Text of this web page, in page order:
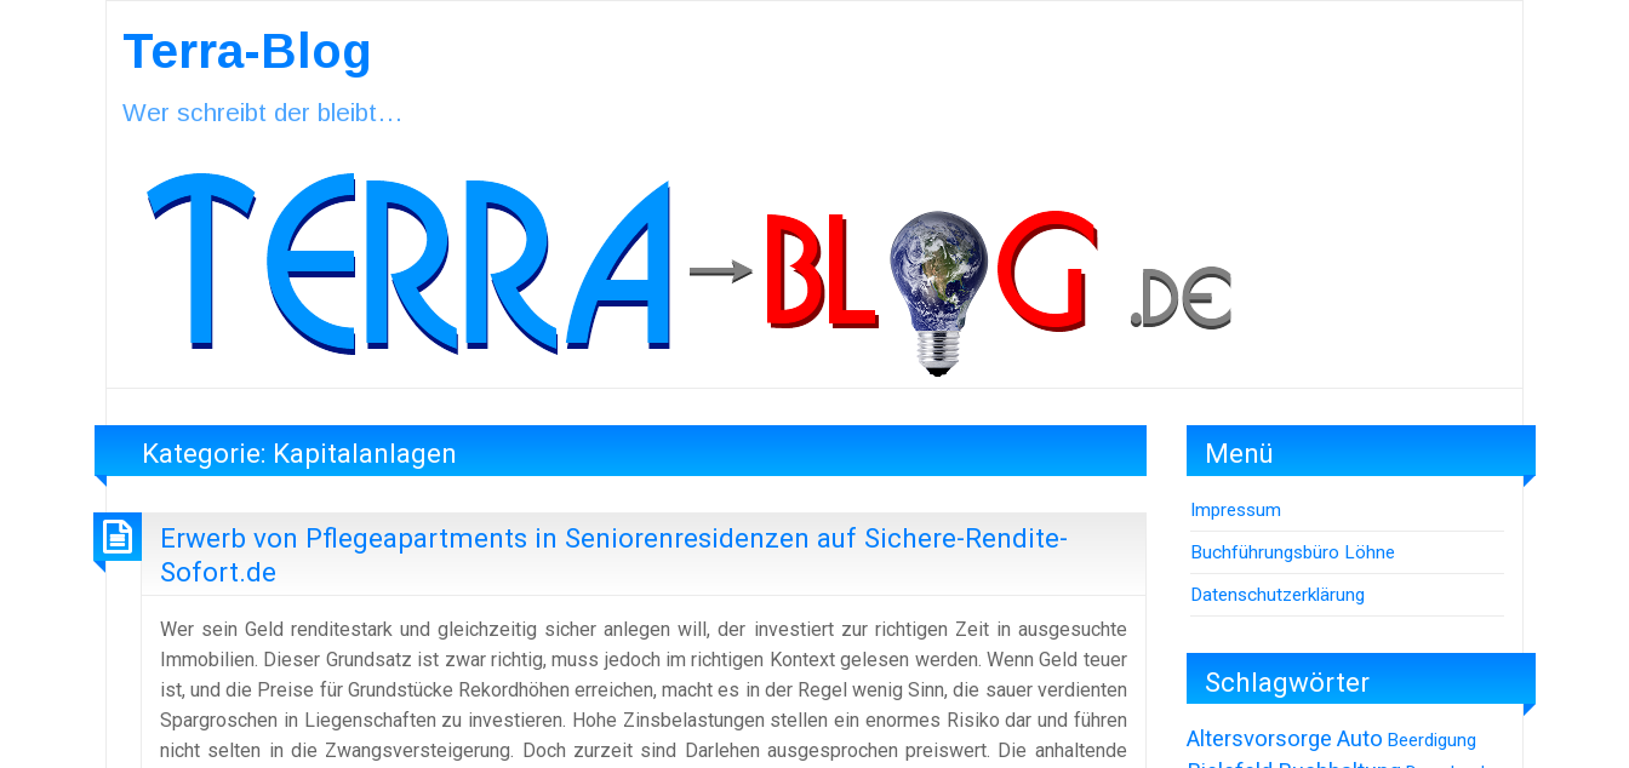
Terra-Blog
Wer schreibt der bleibt…
Kategorie: Kapitalanlagen
Erwerb von Pflegeapartments in Seniorenresidenzen auf Sichere-Rendite-
Sofort.de
Wer sein Geld renditestark und gleichzeitig sicher anlegen will, der investiert zur richtigen Zeit in ausgesuchte
Immobilien. Dieser Grundsatz ist zwar richtig, muss jedoch im richtigen Kontext gelesen werden. Wenn Geld teuer
ist, und die Preise für Grundstücke Rekordhöhen erreichen, macht es in der Regel wenig Sinn, die sauer verdienten
Spargroschen in Liegenschaften zu investieren. Hohe Zinsbelastungen stellen ein enormes Risiko dar und führen
nicht selten in die Zwangsversteigerung. Doch zurzeit sind Darlehen ausgesprochen preiswert. Die anhaltende
Menü
Impressum
Buchführungsbüro Löhne
Datenschutzerklärung
Schlagwörter
Altersvorsorge Auto Beerdigung